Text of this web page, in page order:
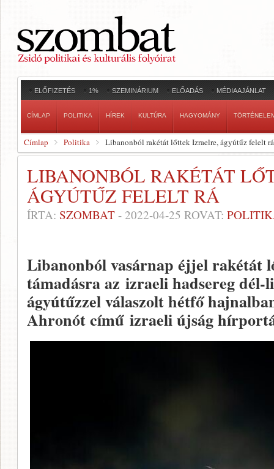
ELŐFIZETÉS 1% SZEMINÁRIUM ELŐADÁS MÉDIAAJÁNLAT
CÍMLAP POLITIKA HÍREK KULTÚRA HAGYOMÁNY
Címlap Politika Libanonból rakétát lőttek Izraelre, ágyútűz felelt rá
LIBANONBÓL RAKÉTÁT
ÁGYÚTŰZ FELELT RÁ
ÍRTA: SZOMBAT - 2022-04-25 ROVAT:
Libanonból vasárnap éjjel rakétát
támadásra az izraeli hadsereg
ágyútűzzel válaszolt hétfő
Ahronót című izraeli újság